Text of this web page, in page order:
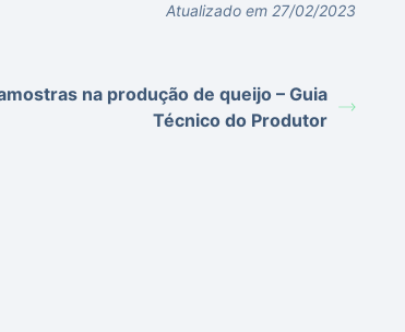
Atualizado em 27/02/2023
na produção de queijo – Guia
Técnico do Produtor